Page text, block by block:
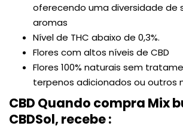
oferecendo uma diversidade de
aromas
Nível de THC abaixo de 0,3%.
Flores com altos níveis de CBD
Flores 100% naturais sem
terpenos adicionados ou outros
CBD Quando compra Mix
CBDSol, recebe :